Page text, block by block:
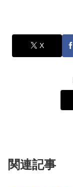
X
関連記事